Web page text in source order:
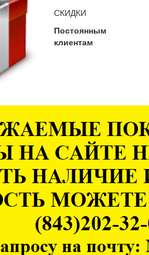
СКИДКИ
Постоянным
клиентам